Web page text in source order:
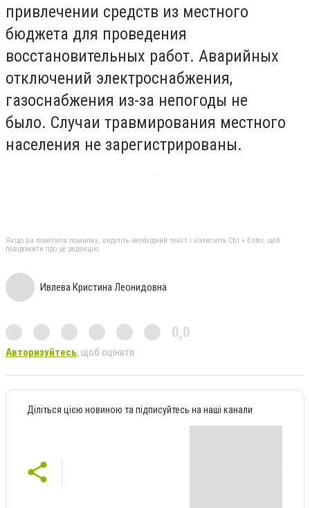
привлечении средств из местного
бюджета для проведения
восстановительных работ. Аварийных
отключений электроснабжения,
газоснабжения из-за непогоды не
было. Случаи травмирования местного
населения не зарегистрированы.
Якщо ви помітили помилку, виділіть необхідний текст і натисніть Ctrl + Enter, щоб
повідомити про це редакцію
Ивлева Кристина Леонидовна
0,0
Авторизуйтесь, щоб оцінити
Діліться цією новиною та підписуйтесь на наші канали